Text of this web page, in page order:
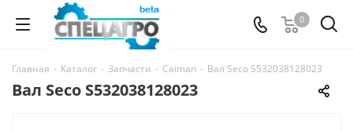
0
Главная - Каталог - Запчасти - Caiman - Вал Seco S532038128023
Вал Seco S532038128023